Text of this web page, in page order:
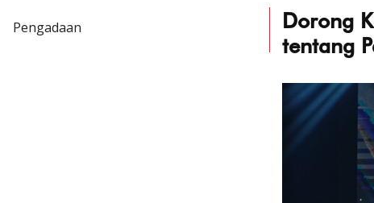
Pengadaan
Dorong
tentang